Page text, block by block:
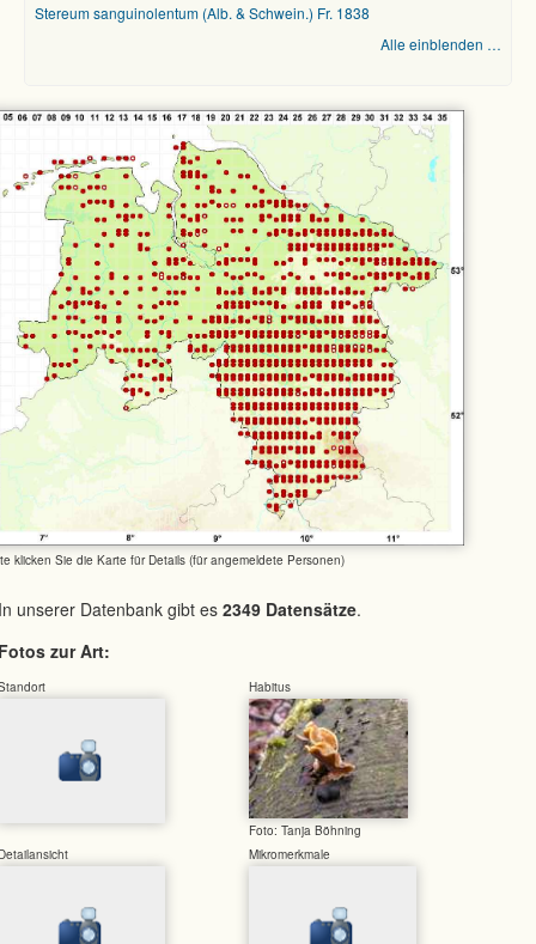
Stereum sanguinolentum (Alb. & Schwein.) Fr. 1838
Alle einblenden …
klicken Sie die Karte für Details (für angemeldete Personen)
unserer Datenbank gibt es 2349 Datensätze.
zur Art:
Habitus
Foto: Tanja Böhning
Mikromerkmale